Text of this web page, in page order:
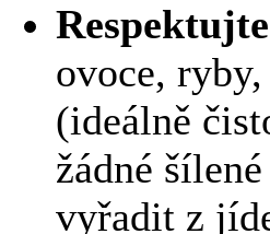
ovoce,
(ideálně
žádné
vyřadit z